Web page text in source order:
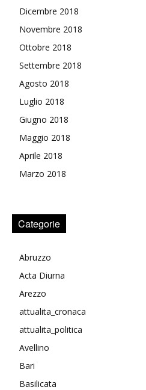
Dicembre 2018
Novembre 2018
Ottobre 2018
Settembre 2018
Agosto 2018
Luglio 2018
Giugno 2018
Maggio 2018
Aprile 2018
Marzo 2018
Categorie
Abruzzo
Acta Diurna
Arezzo
attualita_cronaca
attualita_politica
Avellino
Bari
Basilicata